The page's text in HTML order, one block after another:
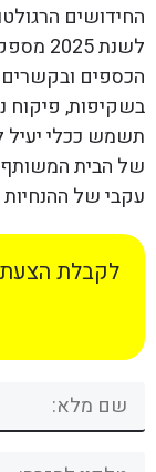
החידושים
לשנת
הכספים ובקשרים
בשקיפות, פיקוח
תשמש ככלי יעיל
של הבית
עקבי של
לקבלת הצעת